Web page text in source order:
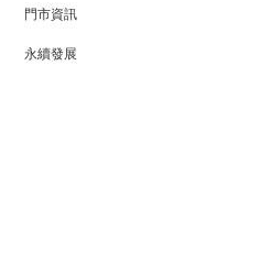
門市資訊
永續發展